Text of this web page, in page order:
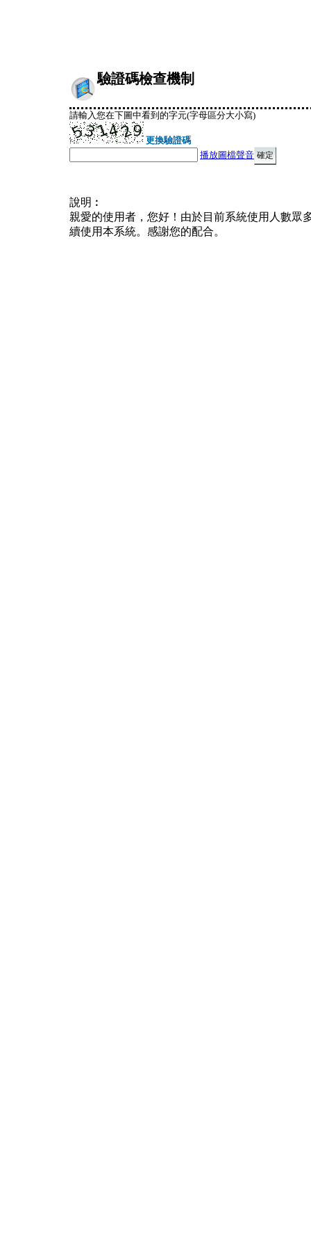
驗證碼檢查機制
請輸入您在下圖中看到的字元(字母區分大小寫)
更換驗證碼
播放圖檔聲音
說明︰
親愛的使用者，您好！由於目前系統使用人數眾
續使用本系統。感謝您的配合。